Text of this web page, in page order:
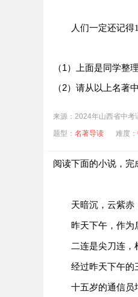
载 zǎi ①年：
路）：风雪～途。
（2）请根据语境，
人们一定还记
（1）上面是同学整
（2）请从以上名著
来源：2024年山西省中考
题型： 名著导读 难度：
阅读下面的小说，完
天暗沉，云紫赤
昨天下午，作为
二连是尖刀连，
经过昨天下午的
十五岁的通信员